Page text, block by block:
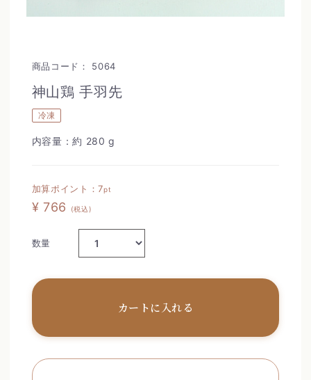
商品コード： 5064
神山鶏 手羽先
冷凍
内容量：約 280 g
加算ポイント：7pt
¥ 766 (税込)
数量
カートに入れる